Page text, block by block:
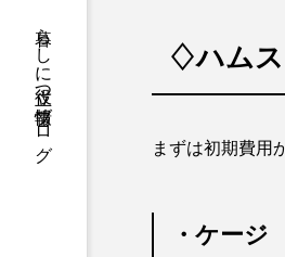
暮らしに役立つ情報ブログ ♢ハムス
まずは初期費用
・ケージ